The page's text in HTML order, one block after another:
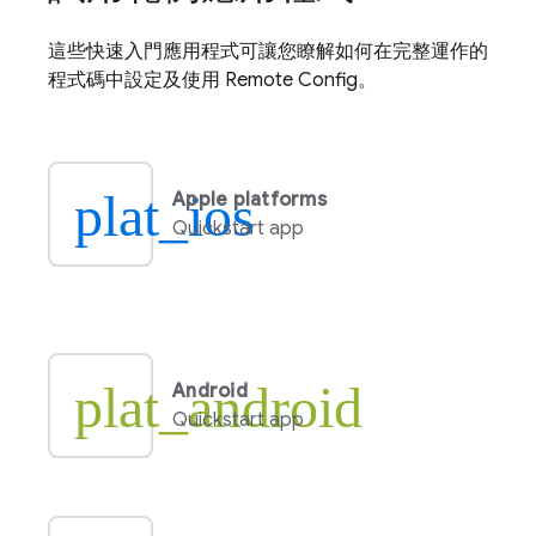
這些快速入門應用程式可讓您瞭解如何在完整運作的
程式碼中設定及使用 Remote Config。
plat_ios
Apple platforms
Quickstart app
plat_android
Android
Quickstart app